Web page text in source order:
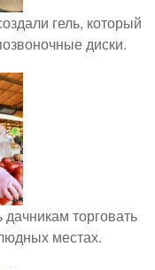
гель, который
диски.
торговать
местах.